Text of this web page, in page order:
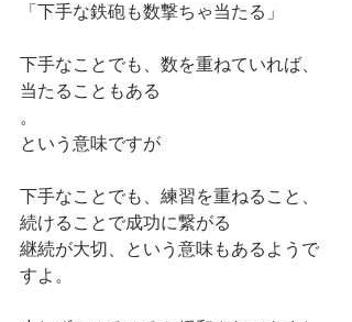
「下手な鉄砲も数撃ちゃ当たる」
下手なことでも、数を重ねていれば、
当たることもある
。
という意味ですが
下手なことでも、練習を重ねること、
続けることで成功に繋がる
継続が大切、という意味もあるようで
すよ。